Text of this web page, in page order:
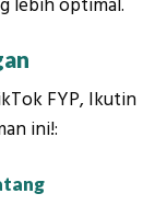
lebih optimal.
FYP, Ikutin
ini!: